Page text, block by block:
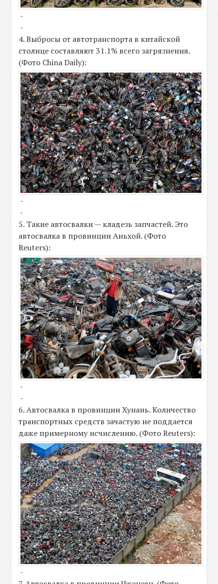
-
-
4. Выбросы от автотранспорта в китайской
столице составляют 31.1% всего загрязнения.
(Фото China Daily):
-
-
5. Такие автосвалки — кладезь запчастей. Это
автосвалка в провинции Аньхой. (Фото
Reuters):
-
-
6. Автосвалка в провинции Хунань. Количество
транспортных средств зачастую не поддается
даже примерному исчислению. (Фото Reuters):
-